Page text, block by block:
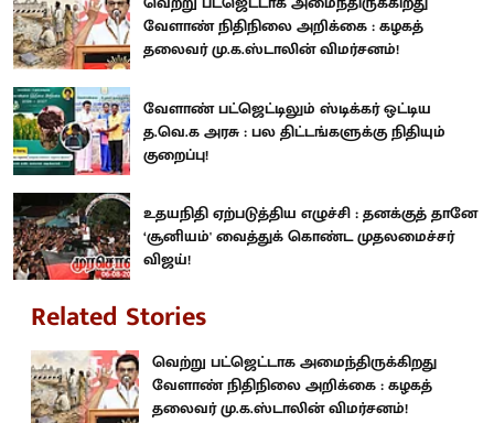
வேளாண் நிதிநிலை அறிக்கை : கழகத்
தலைவர் மு.க.ஸ்டாலின் விமர்சனம்!
வேளாண் பட்ஜெட்டிலும் ஸ்டிக்கர் ஒட்டிய
த.வெ.க அரசு : பல திட்டங்களுக்கு நிதியும்
குறைப்பு!
உதயநிதி ஏற்படுத்திய எழுச்சி : தனக்குத் தானே
‘சூனியம்' வைத்துக் கொண்ட முதலமைச்சர்
விஜய்!
Related Stories
வெற்று பட்ஜெட்டாக அமைந்திருக்கிறது
வேளாண் நிதிநிலை அறிக்கை : கழகத்
தலைவர் மு.க.ஸ்டாலின் விமர்சனம்!